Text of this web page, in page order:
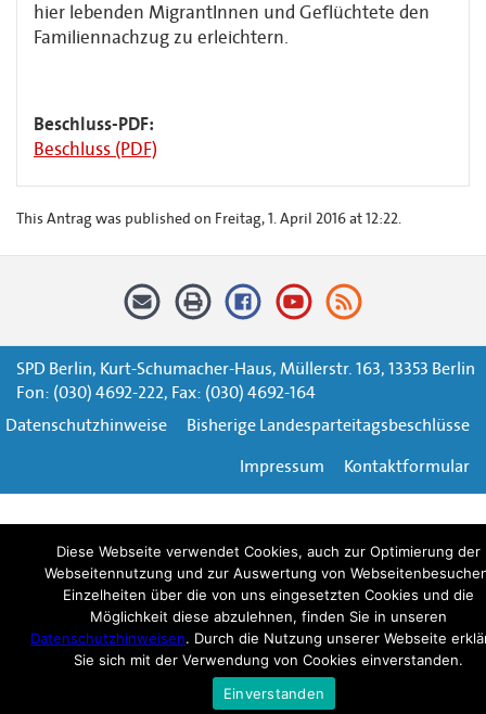
hier lebenden MigrantInnen und Geflüchtete den
Familiennachzug zu erleichtern.
Beschluss-PDF:
Beschluss (PDF)
This Antrag was published on Freitag, 1. April 2016 at 12:22.
SPD Berlin, Kurt-Schumacher-Haus, Müllerstr. 163, 13353 Berlin
Fon: (030) 4692-222, Fax: (030) 4692-164
Datenschutzhinweise
Bisherige Landesparteitagsbeschlüsse
Impressum
Kontaktformular
Diese Webseite verwendet Cookies, auch zur Optimierung der
Webseitennutzung und zur Auswertung von
Einzelheiten über die von uns eingesetzten Cookies und die
Möglichkeit diese abzulehnen, finden Sie in unseren
Datenschutzhinweisen. Durch die Nutzung unserer Webseite
Sie sich mit der Verwendung von Cookies einverstanden.
Einverstanden